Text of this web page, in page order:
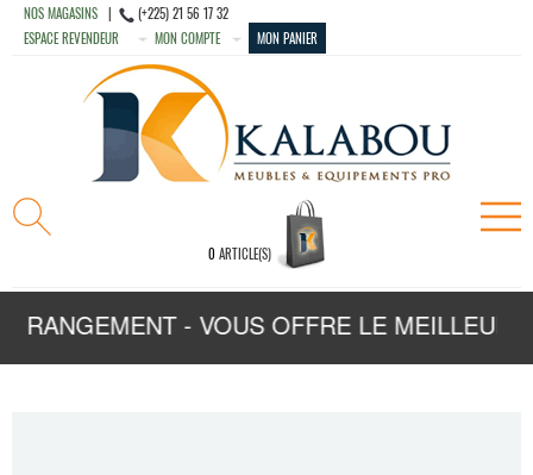
NOS MAGASINS |
(+225) 21 56 17 32
ESPACE REVENDEUR
MON COMPTE MON PANIER
0 ARTICLE(S)
RANGEMENT - VOUS OFFRE LE MEILLEUR